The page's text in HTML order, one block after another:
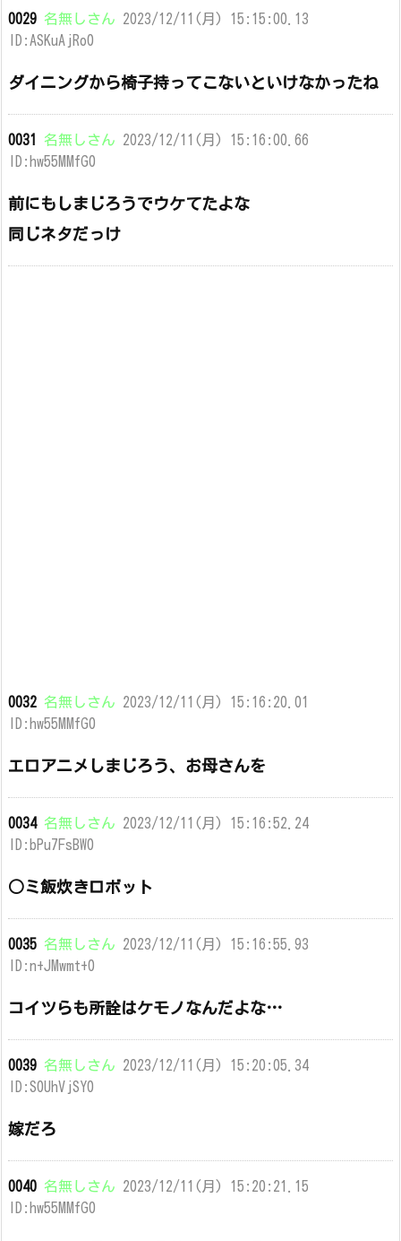
0029 名無しさん 2023/12/11(月) 15:15:00.13
ID:ASKuAjRo0
ダイニングから椅子持ってこないといけなかったね
0031 名無しさん 2023/12/11(月) 15:16:00.66
ID:hw55MMfG0
前にもしまじろうでウケてたよな
同じネタだっけ
0032 名無しさん 2023/12/11(月) 15:16:20.01
ID:hw55MMfG0
エロアニメしまじろう、お母さんを
0034 名無しさん 2023/12/11(月) 15:16:52.24
ID:bPu7FsBW0
○ミ飯炊きロボット
0035 名無しさん 2023/12/11(月) 15:16:55.93
ID:n+JMwmt+0
コイツらも所詮はケモノなんだよな…
0039 名無しさん 2023/12/11(月) 15:20:05.34
ID:S0UhVjSY0
嫁だろ
0040 名無しさん 2023/12/11(月) 15:20:21.15
ID:hw55MMfG0